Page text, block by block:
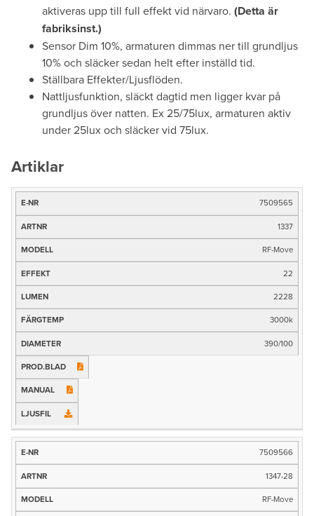
aktiveras upp till full effekt vid närvaro. (Detta är
fabriksinst.)
Sensor Dim 10%, armaturen dimmas ner till grundljus
10% och släcker sedan helt efter inställd tid.
Ställbara Effekter/Ljusflöden.
Nattljusfunktion, släckt dagtid men ligger kvar på
grundljus över natten. Ex 25/75lux, armaturen aktiv
under 25lux och släcker vid 75lux.
Artiklar
E-
nr
Artnr
Modell
Färgtemp
Mått
7509565
1337
RF-Move
22
2228
3000k
390/100
7509566
1347-28
RF-Move